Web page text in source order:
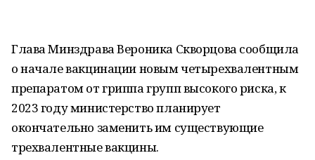
Глава Минздрава Вероника Скворцова сообщила
о начале вакцинации новым четырехвалентным
препаратом от гриппа групп высокого риска, к
2023 году министерство планирует
окончательно заменить им существующие
трехвалентные вакцины.